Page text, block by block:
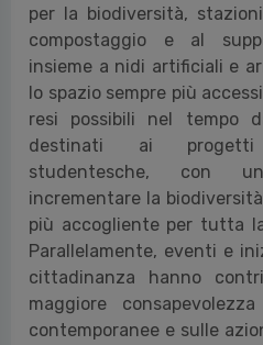
per la biodiversità,
compostaggio e al
insieme a nidi artificiali e
lo spazio sempre più
resi possibili nel tempo
destinati ai progetti
studentesche, con
incrementare la
più accogliente per tutta
Parallelamente, eventi e
cittadinanza hanno
maggiore
contemporanee e sulle